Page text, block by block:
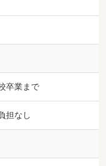
卒業まで
担なし